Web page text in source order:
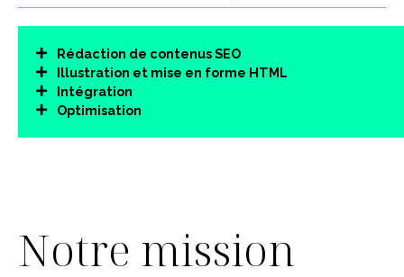
Rédaction de contenus SEO
Illustration et mise en forme HTML
Intégration
Optimisation
Notre mission